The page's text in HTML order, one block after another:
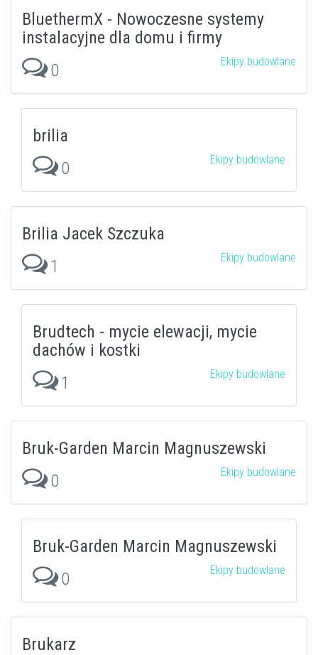
BluethermX - Nowoczesne systemy
instalacyjne dla domu i firmy
0
Ekipy budowlane
brilia
0
Ekipy budowlane
Brilia Jacek Szczuka
1
Ekipy budowlane
Brudtech - mycie elewacji, mycie
dachów i kostki
1
Ekipy budowlane
Bruk-Garden Marcin Magnuszewski
0
Ekipy budowlane
Bruk-Garden Marcin Magnuszewski
0
Ekipy budowlane
Brukarz